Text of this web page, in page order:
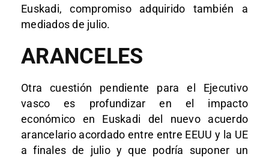
Euskadi, compromiso adquirido también a
mediados de julio.
ARANCELES
Otra cuestión pendiente para el Ejecutivo
vasco es profundizar en el impacto
económico en Euskadi del nuevo acuerdo
arancelario acordado entre entre EEUU y la UE
a finales de julio y que podría suponer un